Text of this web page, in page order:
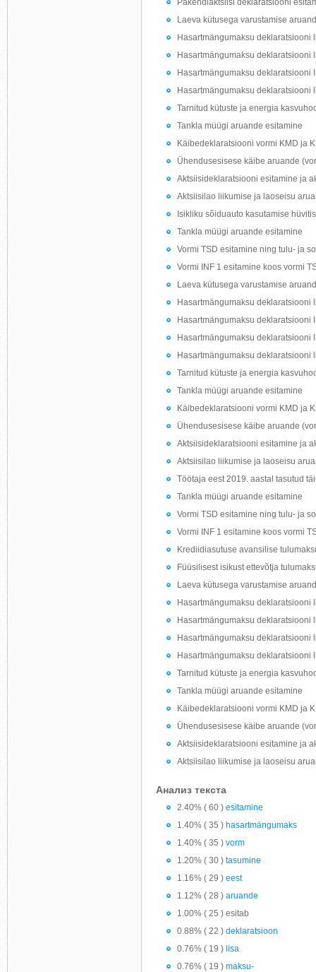
Pakendiaktsiisi deklaratsiooni
Laeva kütusega varustamise
Hasartmängumaksu deklaratsiooni
Hasartmängumaksu deklaratsiooni
Hasartmängumaksu deklaratsiooni
Hasartmängumaksu deklaratsiooni
Tarnitud kütuste ja energia
Tankla müügi aruande esitamine
Käibedeklaratsiooni vormi KMD ja
Ühendusesisese käibe aruande
Aktsiisideklaratsiooni esitamine ja
Aktsiisilao liikumise ja laoseisu
Isikliku sõiduauto kasutamise
Tankla müügi aruande esitamine
Vormi TSD esitamine ning tulu- ja
Vormi INF 1 esitamine koos vormi
Laeva kütusega varustamise
Hasartmängumaksu deklaratsiooni
Hasartmängumaksu deklaratsiooni
Hasartmängumaksu deklaratsiooni
Hasartmängumaksu deklaratsiooni
Tarnitud kütuste ja energia
Tankla müügi aruande esitamine
Käibedeklaratsiooni vormi KMD ja
Ühendusesisese käibe aruande
Aktsiisideklaratsiooni esitamine ja
Aktsiisilao liikumise ja laoseisu
Töötaja eest 2019. aastal tasutud
Tankla müügi aruande esitamine
Vormi TSD esitamine ning tulu- ja
Vormi INF 1 esitamine koos vormi
Krediidiasutuse avansilise
Füüsilisest isikust ettevõtja
Laeva kütusega varustamise
Hasartmängumaksu deklaratsiooni
Hasartmängumaksu deklaratsiooni
Hasartmängumaksu deklaratsiooni
Hasartmängumaksu deklaratsiooni
Tarnitud kütuste ja energia
Tankla müügi aruande esitamine
Käibedeklaratsiooni vormi KMD ja
Ühendusesisese käibe aruande
Aktsiisideklaratsiooni esitamine ja
Aktsiisilao liikumise ja laoseisu
Анализ текста
2.40% ( 60 ) esitamine
1.40% ( 35 ) hasartmängumaks
1.40% ( 35 ) vorm
1.20% ( 30 ) tasumine
1.16% ( 29 ) eest
1.12% ( 28 ) aruande
1.00% ( 25 ) esitab
0.88% ( 22 ) deklaratsioon
0.76% ( 19 ) lisa
0.76% ( 19 ) maksu-